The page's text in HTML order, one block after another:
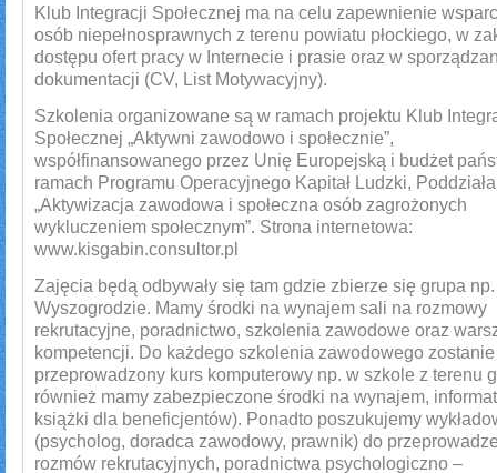
Klub Integracji Społecznej ma na celu zapewnienie
osób niepełnosprawnych z terenu powiatu płockiego, w
dostępu ofert pracy w Internecie i prasie oraz w
dokumentacji (CV, List Motywacyjny).
Szkolenia organizowane są w ramach projektu Klub
Społecznej „Aktywni zawodowo i społecznie”,
współfinansowanego przez Unię Europejską i budżet
ramach Programu Operacyjnego Kapitał Ludzki,
„Aktywizacja zawodowa i społeczna osób zagrożonych
wykluczeniem społecznym”. Strona internetowa:
www.kisgabin.consultor.pl
Zajęcia będą odbywały się tam gdzie zbierze się grupa
Wyszogrodzie. Mamy środki na wynajem sali na rozmowy
rekrutacyjne, poradnictwo, szkolenia zawodowe oraz
kompetencji. Do każdego szkolenia zawodowego zostanie
przeprowadzony kurs komputerowy np. w szkole z terenu
również mamy zabezpieczone środki na wynajem,
książki dla beneficjentów). Ponadto poszukujemy
(psycholog, doradca zawodowy, prawnik) do
rozmów rekrutacyjnych, poradnictwa psychologiczno –